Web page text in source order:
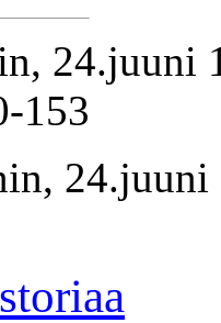
24.juuni
153
24.juuni